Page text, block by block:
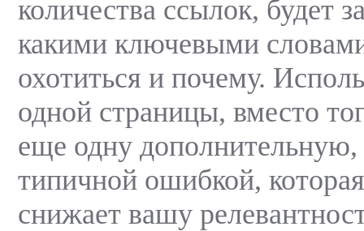
количества ссылок, будет
какими ключевыми
охотиться и почему.
одной страницы, вместо
еще одну дополнительную,
типичной ошибкой,
снижает вашу